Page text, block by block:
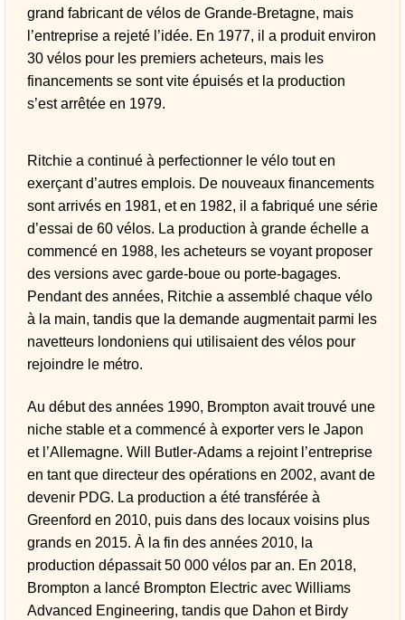
grand fabricant de vélos de Grande-Bretagne, mais
l’entreprise a rejeté l’idée. En 1977, il a produit environ
30 vélos pour les premiers acheteurs, mais les
financements se sont vite épuisés et la production
s’est arrêtée en 1979.
Ritchie a continué à perfectionner le vélo tout en
exerçant d’autres emplois. De nouveaux financements
sont arrivés en 1981, et en 1982, il a fabriqué une série
d’essai de 60 vélos. La production à grande échelle a
commencé en 1988, les acheteurs se voyant proposer
des versions avec garde-boue ou porte-bagages.
Pendant des années, Ritchie a assemblé chaque vélo
à la main, tandis que la demande augmentait parmi les
navetteurs londoniens qui utilisaient des vélos pour
rejoindre le métro.
Au début des années 1990, Brompton avait trouvé une
niche stable et a commencé à exporter vers le Japon
et l’Allemagne. Will Butler-Adams a rejoint l’entreprise
en tant que directeur des opérations en 2002, avant de
devenir PDG. La production a été transférée à
Greenford en 2010, puis dans des locaux voisins plus
grands en 2015. À la fin des années 2010, la
production dépassait 50 000 vélos par an. En 2018,
Brompton a lancé Brompton Electric avec Williams
Advanced Engineering, tandis que Dahon et Birdy